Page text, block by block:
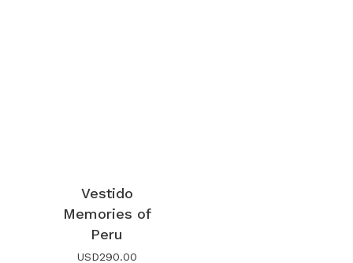
Vestido
Memories of
Peru
USD290.00